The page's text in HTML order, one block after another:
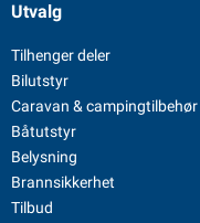
Utvalg
Tilhenger deler
Bilutstyr
Caravan & campingtilbehør
Båtutstyr
Belysning
Brannsikkerhet
Tilbud